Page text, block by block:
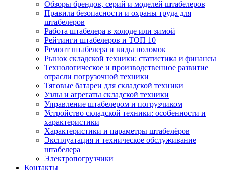
Обзоры брендов, серий и моделей штабелеров
Правила безопасности и охраны труда для
штабелеров
Работа штабелера в холоде или зимой
Рейтинги штабелеров и ТОП 10
Ремонт штабелера и виды поломок
Рынок складской техники: статистика и финансы
Технологическое и производственное развитие
отрасли погрузочной техники
Тяговые батареи для складской техники
Узлы и агрегаты складской техники
Управление штабелером и погрузчиком
Устройство складской техники: особенности и
характеристики
Характеристики и параметры штабелёров
Эксплуатация и техническое обслуживание
штабелера
Электропогрузчики
Контакты